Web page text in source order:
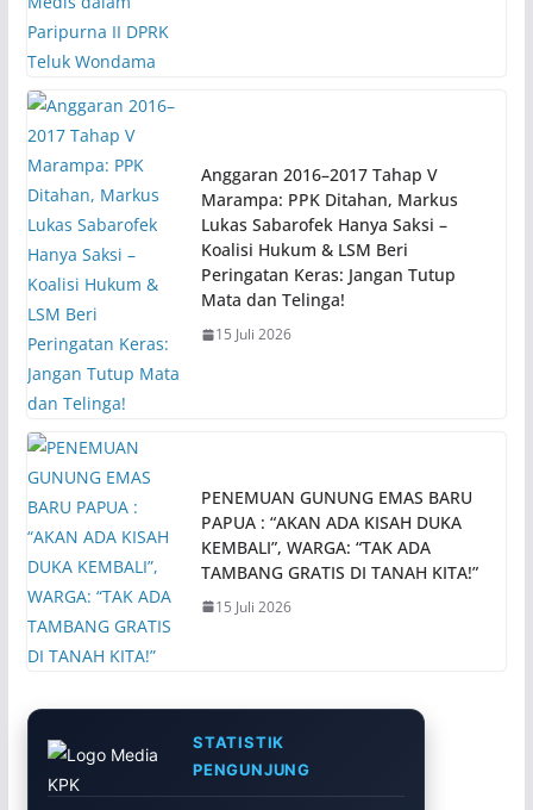
Anggaran 2016–2017 Tahap V
Marampa: PPK Ditahan, Markus
Lukas Sabarofek Hanya Saksi –
Koalisi Hukum & LSM Beri
Peringatan Keras: Jangan Tutup
Mata dan Telinga!
15 Juli 2026
PENEMUAN GUNUNG EMAS BARU
PAPUA : “AKAN ADA KISAH DUKA
KEMBALI”, WARGA: “TAK ADA
TAMBANG GRATIS DI TANAH KITA!”
15 Juli 2026
STATISTIK
PENGUNJUNG